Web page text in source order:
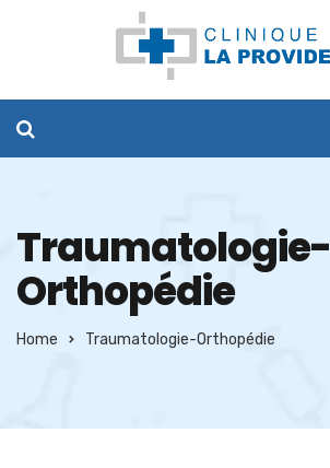
Traumatologie-
Orthopédie
Home Traumatologie-Orthopédie